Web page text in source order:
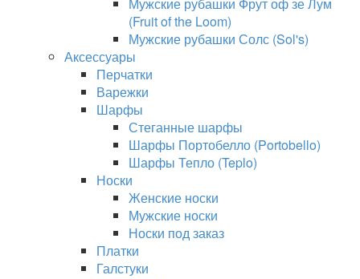
(Fruit of the Loom)
Мужские рубашки Солс (Sol's)
Аксессуары
Перчатки
Варежки
Шарфы
Стеганные шарфы
Шарфы Портобелло (Portobello)
Шарфы Тепло (Teplo)
Носки
Женские носки
Мужские носки
Носки под заказ
Платки
Галстуки